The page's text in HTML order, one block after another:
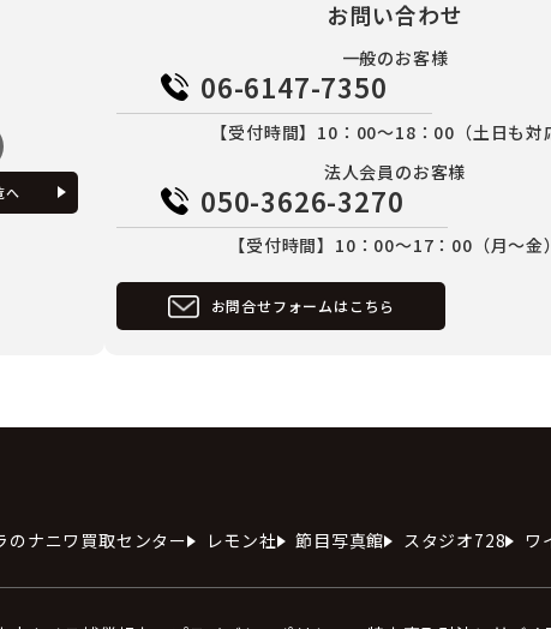
へ
お問い合わせ
一般のお客様
06-6147-7350
【受付時間】10：00～18：00（土日も対
法人会員のお客様
050-3626-3270
【受付時間】10：00～17：00（月～金）
お問合せフォームはこちら
のナニワ買取センター レモン社 節目写真館 スタジオ728 ワ